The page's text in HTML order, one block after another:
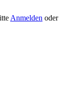
Anmelden oder